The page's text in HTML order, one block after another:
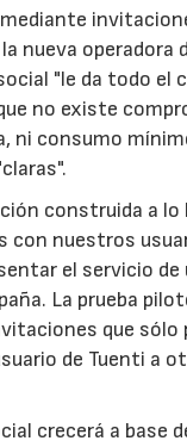
nueva operadora
"le da todo el
no existe
ni consumo
construida a lo
con nuestros
el servicio de
La prueba
que sólo
de Tuenti a
crecerá a base